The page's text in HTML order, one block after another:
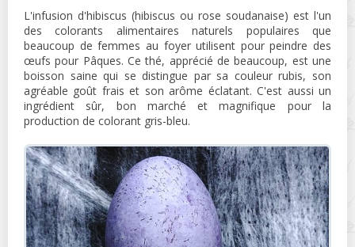
L'infusion d'hibiscus (hibiscus ou rose soudanaise) est l'un
des colorants alimentaires naturels populaires que
beaucoup de femmes au foyer utilisent pour peindre des
œufs pour Pâques. Ce thé, apprécié de beaucoup, est une
boisson saine qui se distingue par sa couleur rubis, son
agréable goût frais et son arôme éclatant. C'est aussi un
ingrédient sûr, bon marché et magnifique pour la
production de colorant gris-bleu.